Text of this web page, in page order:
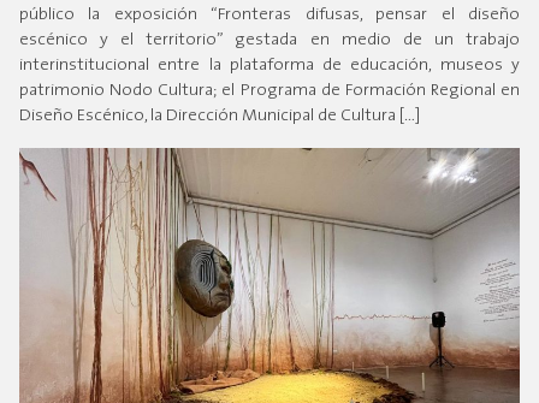
público la exposición “Fronteras difusas, pensar el diseño
escénico y el territorio” gestada en medio de un trabajo
interinstitucional entre la plataforma de educación, museos y
patrimonio Nodo Cultura; el Programa de Formación Regional en
Diseño Escénico, la Dirección Municipal de Cultura […]